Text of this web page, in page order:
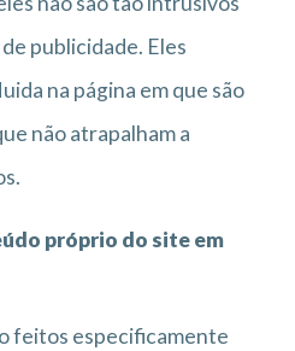
publicidade. Eles
na página em que são
não atrapalham a
próprio do site em
feitos especificamente